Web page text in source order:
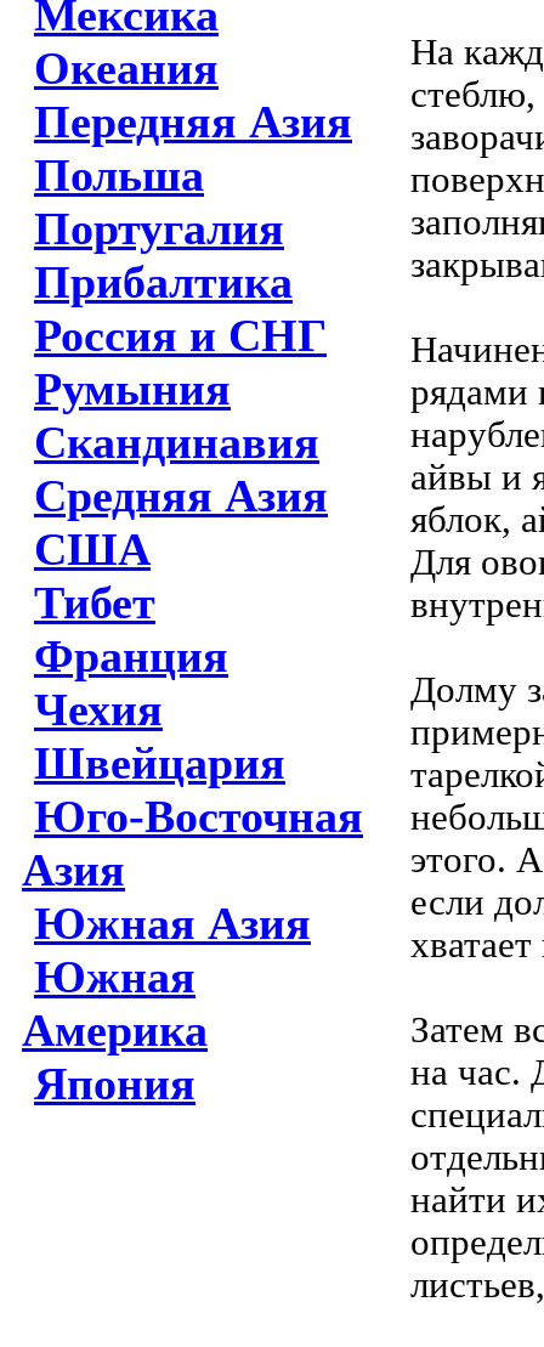
Мексика
Океания
Передняя Азия
Польша
Португалия
Прибалтика
Россия и СНГ
Румыния
Скандинавия
Средняя Азия
США
Тибет
Франция
Чехия
Швейцария
Юго-Восточная
Азия
Южная Азия
Южная
Америка
Япония
На
рядами
айвы и
яблок,
Для
Долму
этого.
если
Затем
на час.
найти